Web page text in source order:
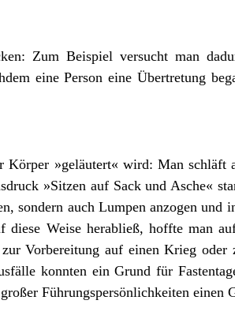
Zum Beispiel versucht man
eine Person eine Übertretung
Körper »geläutert« wird: Man schläft
»Sitzen auf Sack und Asche«
sondern auch Lumpen anzogen und
Weise herabließ, hoffte man
Vorbereitung auf einen Krieg oder
konnten ein Grund für
Führungspersönlichkeiten einen